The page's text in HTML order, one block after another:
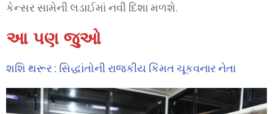
કેન્સર સામેની લડાઈમાં નવી દિશા મળશે.
આ પણ જુઓ
શશિ થરૂર : સિદ્ધાંતોની રાજકીય કિંમત ચૂકવનાર નેતા